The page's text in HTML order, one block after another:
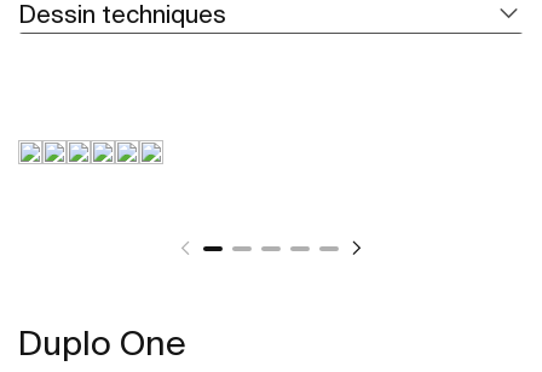
Dessin techniques
Duplo One